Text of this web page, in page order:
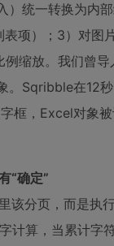
）统一转换为内
项）；3）对图
缩放。我们曾
。Sqribble在12
框，Excel对象
“确定”
该分页，而是执
计算，当累计字